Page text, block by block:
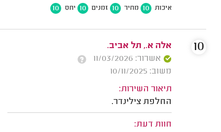
איכות 10 מחיר 10 זמנים 10 יחס 10
אלה א., תל אביב.
אשרור: 11/03/2026
משוב: 10/11/2025
תיאור השירות:
החלפת צילינדר.
חוות דעת:
10